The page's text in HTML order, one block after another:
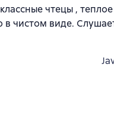
чтецы , теплое
чистом виде.